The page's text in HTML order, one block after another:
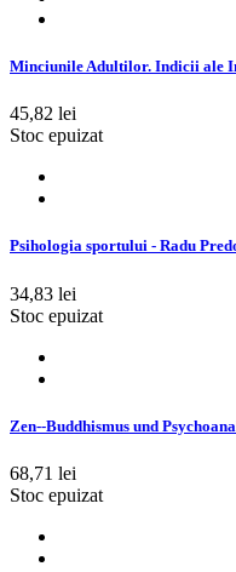
Minciunile Adultilor. Indicii ale
45,82 lei
Stoc epuizat
Psihologia sportului - Radu
34,83 lei
Stoc epuizat
Zen-­-Buddhismus und
68,71 lei
Stoc epuizat